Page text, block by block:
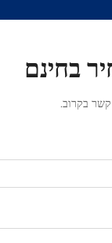
בחינם
קשר בקרוב.